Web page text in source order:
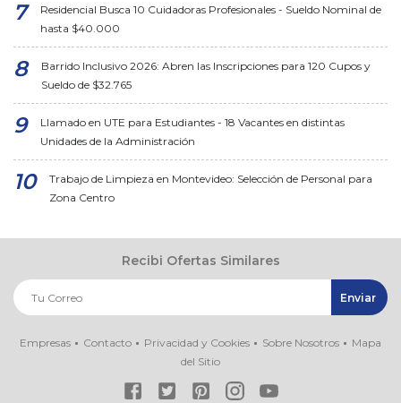
Residencial Busca 10 Cuidadoras Profesionales - Sueldo Nominal de
hasta $40.000
Barrido Inclusivo 2026: Abren las Inscripciones para 120 Cupos y
Sueldo de $32.765
Llamado en UTE para Estudiantes - 18 Vacantes en distintas
Unidades de la Administración
Trabajo de Limpieza en Montevideo: Selección de Personal para
Zona Centro
Recibi Ofertas Similares
Empresas Contacto Privacidad y Cookies Sobre Nosotros
Mapa
del Sitio